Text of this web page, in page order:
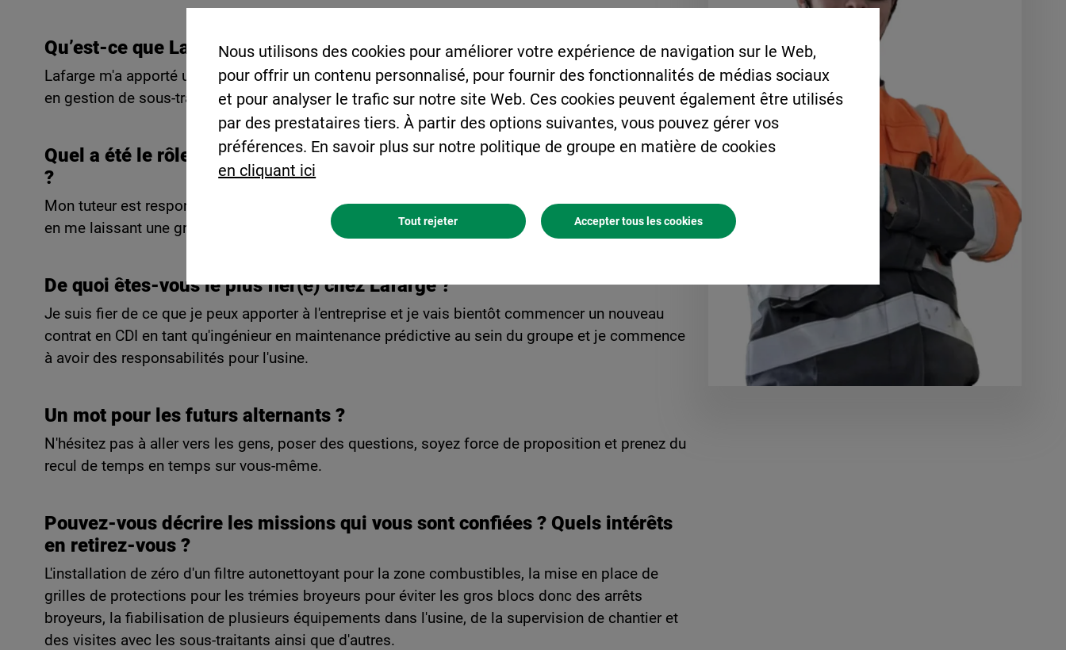
Qu’est-ce que Lafarge vous a apporté ?
Lafarge m'a apporté un bagage technique conséquent que ce soit en maintenance industrielle ou
en gestion de sous-traitants, de budget et de planning.
Quel a été le rôle de votre tuteur ? Comment qualifierez-vous vos relations
?
Mon tuteur est responsable maintenance de l'usine. Il a su me confier des missions variées tout
en me laissant une grande autonomie.
De quoi êtes-vous le plus fier(e) chez Lafarge ?
Je suis fier de ce que je peux apporter à l'entreprise et je vais bientôt commencer un nouveau
contrat en CDI en tant qu'ingénieur en maintenance prédictive au sein du groupe et je commence
à avoir des responsabilités pour l'usine.
Un mot pour les futurs alternants ?
N'hésitez pas à aller vers les gens, poser des questions, soyez force de proposition et prenez du
recul de temps en temps sur vous-même.
Pouvez-vous décrire les missions qui vous sont confiées ? Quels intérêts
en retirez-vous ?
L'installation de zéro d'un filtre autonettoyant pour la zone combustibles, la mise en place de
grilles de protections pour les trémies broyeurs pour éviter les gros blocs donc des arrêts
broyeurs, la fiabilisation de plusieurs équipements dans l'usine, de la supervision de chantier et
des visites avec les sous-traitants ainsi que d'autres.
Nous utilisons des cookies pour améliorer votre expérience de navigation sur le Web,
pour offrir un contenu personnalisé, pour fournir des fonctionnalités de médias sociaux
et pour analyser le trafic sur notre site Web. Ces cookies peuvent également être utilisés
par des prestataires tiers. À partir des options suivantes, vous pouvez gérer vos
préférences. En savoir plus sur notre politique de groupe en matière de cookies
en cliquant ici
Accepter tous les cookies
Tout rejeter